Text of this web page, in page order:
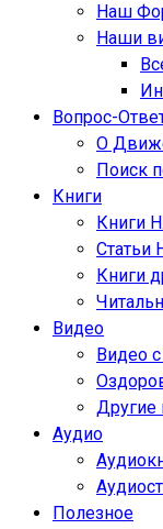
Наш
Наши
Вопрос-
О
Поиск
Книги
Книги
Статьи
Книги
Видео
Видео
Другие
Аудио
Полезное